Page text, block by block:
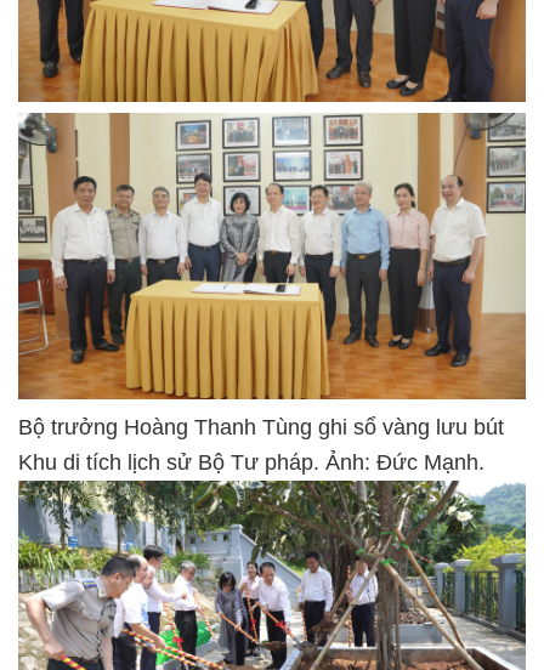
Bộ trưởng Hoàng Thanh Tùng ghi sổ vàng lưu bút
Khu di tích lịch sử Bộ Tư pháp. Ảnh: Đức Mạnh.